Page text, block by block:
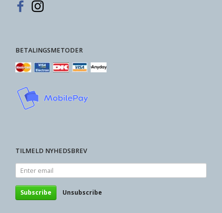
BETALINGSMETODER
TILMELD NYHEDSBREV
Enter
email
Subscribe Unsubscribe